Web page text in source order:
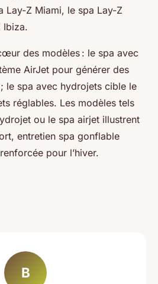
Lay-Z Miami, le spa Lay-Z
Ibiza.
des modèles : le spa avec
AirJet pour générer des
le spa avec hydrojets cible le
réglables. Les modèles tels
ou le spa airjet illustrent
entretien spa gonflable
pour l’hiver.
B